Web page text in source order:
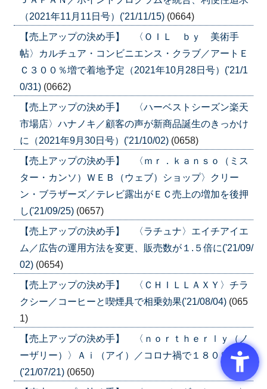
（2021年11月11日号）('21/11/15) (0664)
【売上アップの決め手】 〈ＯＩＬ ｂｙ 美術手
帖〉カルチュア・コンビニエンス・クラブ／アートＥ
Ｃ３００％増で着地予定（2021年10月28日号）('21/1
0/31) (0662)
【売上アップの決め手】 〈ハーベストシーズン楽天
市場店〉ハナノキ／顧客の声が新商品誕生のきっかけ
に（2021年9月30日号）('21/10/02) (0658)
【売上アップの決め手】 〈ｍｒ．ｋａｎｓｏ（ミス
ター・カンソ）ＷＥＢ（ウェブ）ショップ〉クリー
ン・ブラザーズ／テレビ露出がＥＣ売上の増加を後押
し('21/09/25) (0657)
【売上アップの決め手】 〈ラチュナ〉エイチアイエ
ム／広告の運用方法を変更、販売数が１.５倍に('21/09/
02) (0654)
【売上アップの決め手】 〈ＣＨＩＬＬＡＸＹ〉チラ
クシー／コーヒーと喫煙具で相乗効果('21/08/04) (065
1)
【売上アップの決め手】 〈ｎｏｒｔｈｅｒｌｙ（ノ
ーザリー）〉Ａｉ（アイ）／コロナ禍で１８０％増収
('21/07/21) (0650)